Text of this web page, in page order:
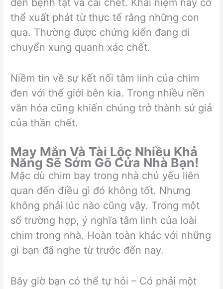
thể xuất phát từ thực tế rằng những con
quạ. Thường được chứng kiến ​​đang di
chuyển xung quanh xác chết.
Niềm tin về sự kết nối tâm linh của chim
đen với thế giới bên kia. Trong nhiều nền
văn hóa cũng khiến chúng trở thành sứ giả
của thần chết.
May Mắn Và Tài Lộc Nhiều Khả
Năng Sẽ Sớm Gõ Cửa Nhà Bạn!
Mặc dù chim bay trong nhà chủ yếu liên
quan đến điều gì đó không tốt. Nhưng
không phải lúc nào cũng vậy. Trong một
số trường hợp, ý nghĩa tâm linh của loài
chim trong nhà. Hoàn toàn khác với những
gì bạn đã nghe từ trước đến nay.
Bây giờ bạn có thể tự hỏi – Có phải một